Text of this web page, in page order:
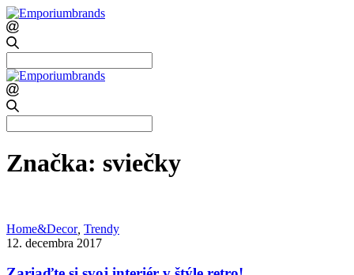
for:
for:
Značka: sviečky
Home&Decor, Trendy
12. decembra 2017